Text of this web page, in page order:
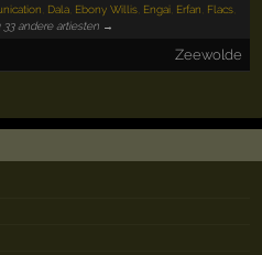
Dala Ebony Willis Engai Erfan Flacs
33 andere artiesten →
Zeewolde